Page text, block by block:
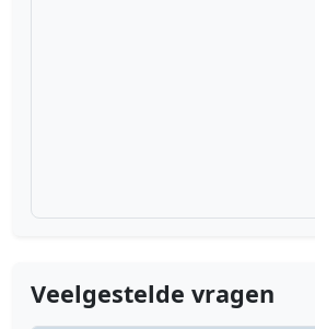
Veelgestelde vragen